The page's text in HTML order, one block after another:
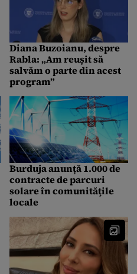
Diana Buzoianu, despre
Rabla: „Am reușit să
salvăm o parte din acest
program”
Burduja anunță 1.000 de
contracte de parcuri
solare în comunităţile
locale